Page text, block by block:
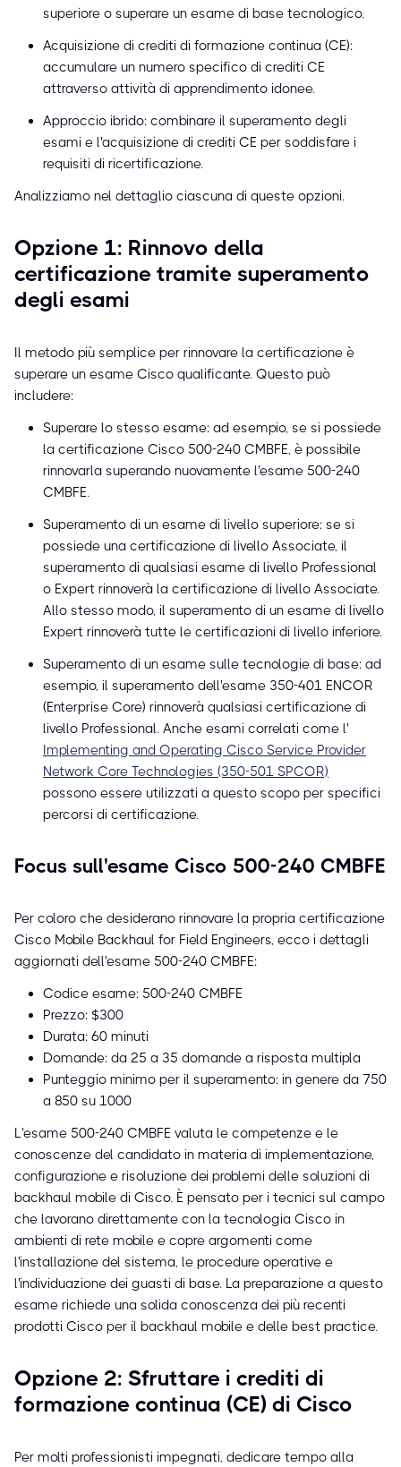
superiore o superare un esame di base tecnologico.
Acquisizione di crediti di formazione continua (CE):
accumulare un numero specifico di crediti CE
attraverso attività di apprendimento idonee.
Approccio ibrido: combinare il superamento degli
esami e l'acquisizione di crediti CE per soddisfare i
requisiti di ricertificazione.
Analizziamo nel dettaglio ciascuna di queste opzioni.
Opzione 1: Rinnovo della
certificazione tramite superamento
degli esami
Il metodo più semplice per rinnovare la certificazione è
superare un esame Cisco qualificante. Questo può
includere:
Superare lo stesso esame: ad esempio, se si possiede
la certificazione Cisco 500-240 CMBFE, è possibile
rinnovarla superando nuovamente l'esame 500-240
CMBFE.
Superamento di un esame di livello superiore: se si
possiede una certificazione di livello Associate, il
superamento di qualsiasi esame di livello Professional
o Expert rinnoverà la certificazione di livello Associate.
Allo stesso modo, il superamento di un esame di livello
Expert rinnoverà tutte le certificazioni di livello inferiore.
Superamento di un esame sulle tecnologie di base: ad
esempio, il superamento dell'esame 350-401 ENCOR
(Enterprise Core) rinnoverà qualsiasi certificazione di
livello Professional. Anche esami correlati come l'
Implementing and Operating Cisco Service Provider
Network Core Technologies (350-501 SPCOR)
possono essere utilizzati a questo scopo per specifici
percorsi di certificazione.
Focus sull'esame Cisco 500-240 CMBFE
Per coloro che desiderano rinnovare la propria certificazione
Cisco Mobile Backhaul for Field Engineers, ecco i dettagli
aggiornati dell'esame 500-240 CMBFE:
Codice esame: 500-240 CMBFE
Prezzo: $300
Durata: 60 minuti
Domande: da 25 a 35 domande a risposta multipla
Punteggio minimo per il superamento: in genere da 750
a 850 su 1000
L'esame 500-240 CMBFE valuta le competenze e le
conoscenze del candidato in materia di implementazione,
configurazione e risoluzione dei problemi delle soluzioni di
backhaul mobile di Cisco. È pensato per i tecnici sul campo
che lavorano direttamente con la tecnologia Cisco in
ambienti di rete mobile e copre argomenti come
l'installazione del sistema, le procedure operative e
l'individuazione dei guasti di base. La preparazione a questo
esame richiede una solida conoscenza dei più recenti
prodotti Cisco per il backhaul mobile e delle best practice.
Opzione 2: Sfruttare i crediti di
formazione continua (CE) di Cisco
Per molti professionisti impegnati, dedicare tempo alla